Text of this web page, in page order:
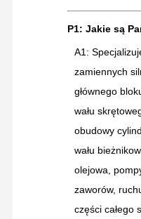
P1: Jakie są
A1:
zamiennych
głównego
wału
obudowy
wału
olejowa,
zaworów,
części całego